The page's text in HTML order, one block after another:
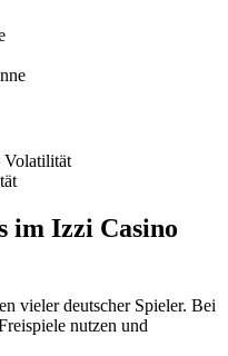
Volatilität
im Izzi Casino
vieler deutscher Spieler. Bei
nutzen und